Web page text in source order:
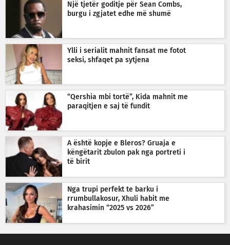
Një tjetër goditje për Sean Combs,
burgu i zgjatet edhe më shumë
Ylli i serialit mahnit fansat me fotot
seksi, shfaqet pa sytjena
“Qershia mbi tortë”, Kida mahnit me
paraqitjen e saj të fundit
A është kopje e Bleros? Gruaja e
këngëtarit zbulon pak nga portreti i
të birit
Nga trupi perfekt te barku i
rrumbullakosur, Xhuli habit me
krahasimin “2025 vs 2026”